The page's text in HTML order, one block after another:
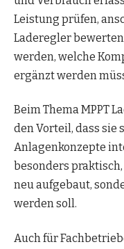
Leistung prüfen,
Laderegler
werden, welche
ergänzt werden
Beim Thema MPPT
den Vorteil, dass
Anlagenkonzepte
besonders
neu aufgebaut,
werden soll.
Auch für